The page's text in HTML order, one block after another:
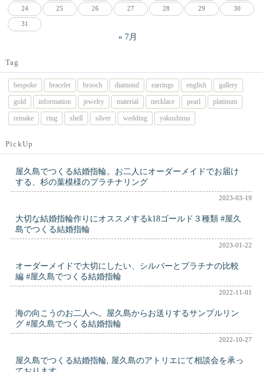
24 25 26 27 28 29 30
31
« 7月
Tag
bespoke bracelet brooch diamond earrings english
gallery
gold
information jewelry material necklace pearl
platinum
remake
ring shell silver wedding yakushima
PickUp
屋久島でつくる結婚指輪。お二人にオーダーメイドでお届け
する、杉の葉模様のプラチナリング
2023-03-19
大切な結婚指輪作りにオススメするk18ゴールド３種類 #屋久
島でつくる結婚指輪
2023-01-22
オーダーメイドで大切にしたい、シルバーとプラチナの比較
編 #屋久島でつくる結婚指輪
2022-11-01
海の向こうのお二人へ。屋久島からお送りするサンプルリン
グ #屋久島でつくる結婚指輪
2022-10-27
屋久島でつくる結婚指輪, 屋久島のアトリエにて相談会を承っ